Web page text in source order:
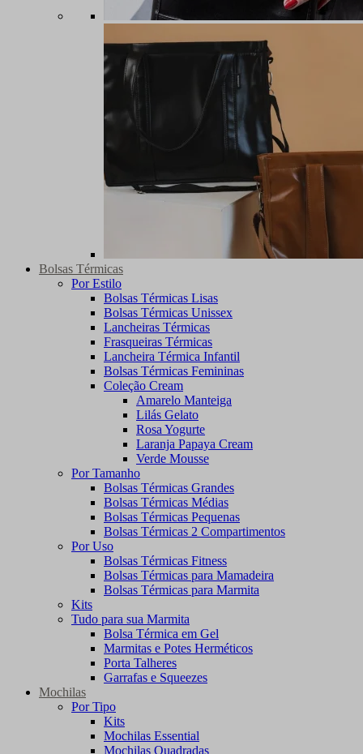
Bolsas Térmicas
Por Estilo
Bolsas Térmicas Lisas
Bolsas Térmicas Unissex
Lancheiras Térmicas
Frasqueiras Térmicas
Lancheira Térmica Infantil
Bolsas Térmicas Femininas
Coleção Cream
Amarelo Manteiga
Lilás Gelato
Rosa Yogurte
Laranja Papaya Cream
Verde Mousse
Por Tamanho
Bolsas Térmicas Grandes
Bolsas Térmicas Médias
Bolsas Térmicas Pequenas
Bolsas Térmicas 2 Compartimentos
Por Uso
Bolsas Térmicas Fitness
Bolsas Térmicas para Mamadeira
Bolsas Térmicas para Marmita
Kits
Tudo para sua Marmita
Bolsa Térmica em Gel
Marmitas e Potes Herméticos
Porta Talheres
Garrafas e Squeezes
Mochilas
Por Tipo
Kits
Mochilas Essential
Mochilas Quadradas